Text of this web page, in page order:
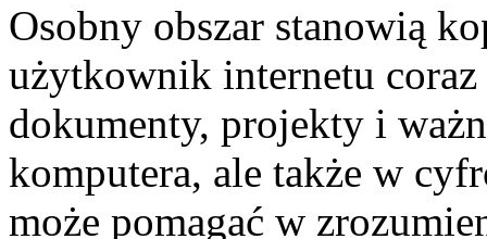
Osobny obszar stanowią
użytkownik internetu
dokumenty, projekty i
komputera, ale także w
może pomagać w